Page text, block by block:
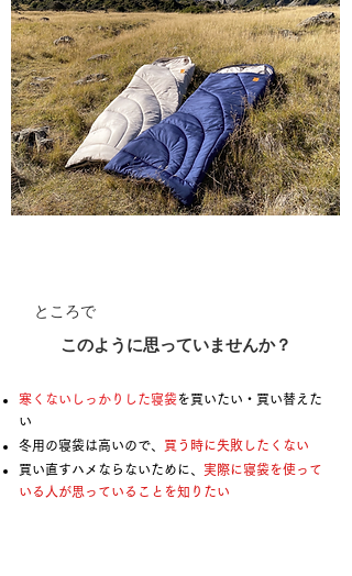
ところで
このように思っていませんか？
​​寒くないしっかりした寝袋を買いたい・買い替えた
い
冬用の寝袋は高いので、 買う時に失敗したくない
買い直すハメならないために、 実際に寝袋を使って
いる人が思っていることを知りたい